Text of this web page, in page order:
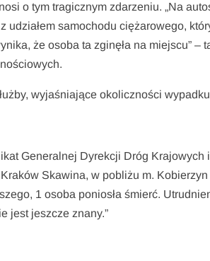
o tym tragicznym zdarzeniu. „Na
udziałem samochodu ciężarowego,
że osoba ta zginęła na miejscu” –
wyjaśniające okoliczności
Generalnej Dyrekcji Dróg Krajowych
Skawina, w pobliżu m.
1 osoba poniosła śmierć.
jest jeszcze znany.”